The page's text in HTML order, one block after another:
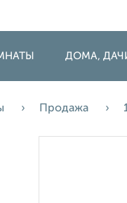
ДОМА,
Продажа